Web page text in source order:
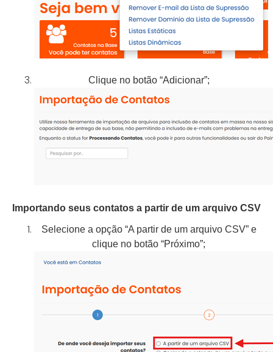
Clique no botão “Adicionar”;
Importando seus contatos a partir de um arquivo CSV
Selecione a opção “A partir de um arquivo CSV” e
clique no botão “Próximo”;